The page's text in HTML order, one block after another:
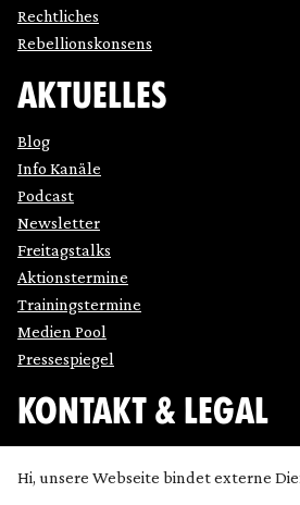
Rechtliches
Rebellionskonsens
AKTUELLES
Blog
Info Kanäle
Podcast
Newsletter
Freitagstalks
Aktionstermine
Trainingstermine
Medien Pool
Pressespiegel
KONTAKT & LEGAL
Datenschutz
Hi, unsere Webseite bindet externe